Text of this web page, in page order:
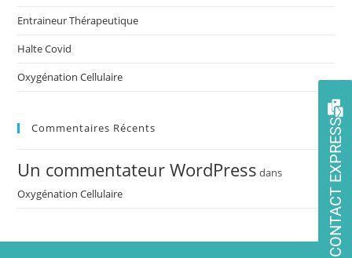
Entraineur Thérapeutique
Halte Covid
Oxygénation Cellulaire
Commentaires Récents
Un commentateur WordPress dans
Oxygénation Cellulaire
CONTACT EXPRESS